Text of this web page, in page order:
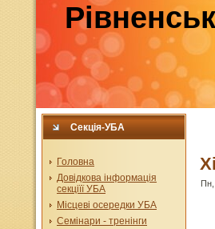
Секція-УБА
Головна
Довідкова інформація
секціїї УБА
Місцеві осередки УБА
Семінари - тренінги
Пн,